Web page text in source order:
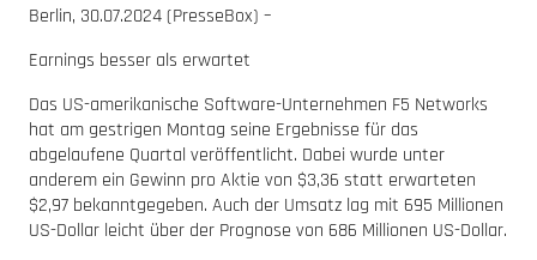
Berlin, 30.07.2024 (PresseBox) –
Earnings besser als erwartet
Das US-amerikanische Software-Unternehmen F5 Networks
hat am gestrigen Montag seine Ergebnisse für das
abgelaufene Quartal veröffentlicht. Dabei wurde unter
anderem ein Gewinn pro Aktie von $3,36 statt erwarteten
$2,97 bekanntgegeben. Auch der Umsatz lag mit 695 Millionen
US-Dollar leicht über der Prognose von 686 Millionen US-Dollar.